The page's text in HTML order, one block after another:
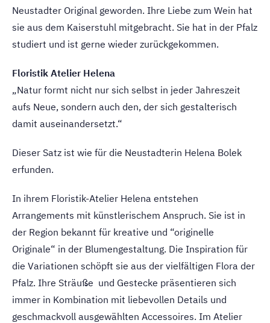
Neustadter Original geworden. Ihre Liebe zum Wein hat
sie aus dem Kaiserstuhl mitgebracht. Sie hat in der Pfalz
studiert und ist gerne wieder zurückgekommen.
Floristik Atelier Helena
„Natur formt nicht nur sich selbst in jeder Jahreszeit
aufs Neue, sondern auch den, der sich gestalterisch
damit auseinandersetzt.“
Dieser Satz ist wie für die Neustadterin Helena Bolek
erfunden.
In ihrem Floristik-Atelier Helena entstehen
Arrangements mit künstlerischem Anspruch. Sie ist in
der Region bekannt für kreative und “originelle
Originale“ in der Blumengestaltung. Die Inspiration für
die Variationen schöpft sie aus der vielfältigen Flora der
Pfalz. Ihre Sträuße und Gestecke präsentieren sich
immer in Kombination mit liebevollen Details und
geschmackvoll ausgewählten Accessoires. Im Atelier